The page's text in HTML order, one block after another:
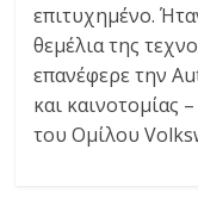
επιτυχημένο.
θεμέλια της
επανέφερε την
και καινοτομίας
του Ομίλου